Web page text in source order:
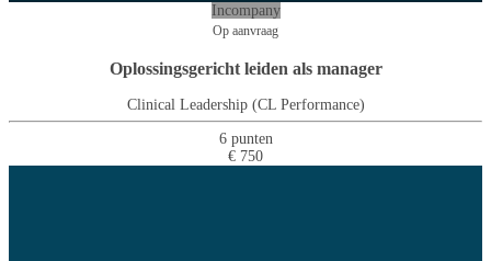
Incompany
Op aanvraag
Oplossingsgericht leiden als manager
Clinical Leadership (CL Performance)
6 punten
€ 750